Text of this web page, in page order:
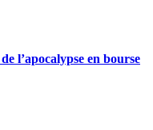
l’apocalypse en bourse